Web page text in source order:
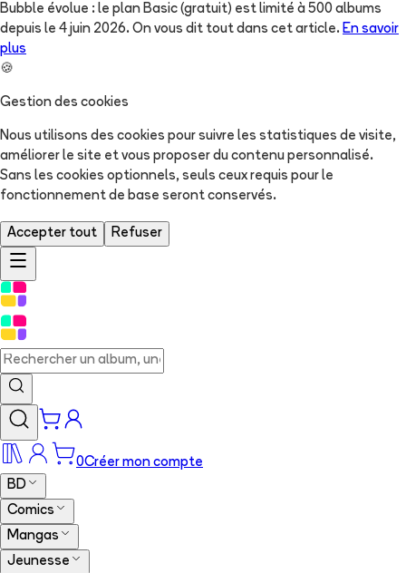
Bubble évolue : le plan Basic (gratuit) est limité à 500 albums
depuis le 4 juin 2026. On vous dit tout dans cet article. En savoir
plus
🍪
Gestion des cookies
Nous utilisons des cookies pour suivre les statistiques de visite,
améliorer le site et vous proposer du contenu personnalisé.
Sans les cookies optionnels, seuls ceux requis pour le
fonctionnement de base seront conservés.
Accepter tout Refuser
0Créer mon compte
BD
Comics
Mangas
Jeunesse